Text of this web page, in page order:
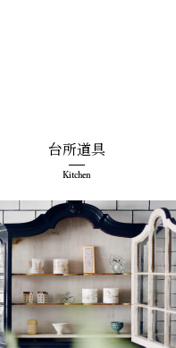
台所道具
Kitchen